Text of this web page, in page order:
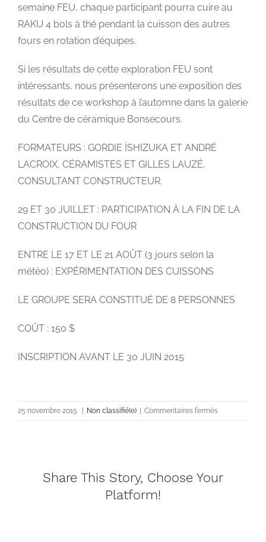
semaine FEU, chaque participant pourra cuire au
RAKU 4 bols à thé pendant la cuisson des autres
fours en rotation d’équipes.
Si les résultats de cette exploration FEU sont
intéressants, nous présenterons une exposition des
résultats de ce workshop à l’automne dans la galerie
du Centre de céramique Bonsecours.
FORMATEURS : GORDIE ÌSHIZUKA ET ANDRÉ
LACROIX, CÉRAMISTES ET GILLES LAUZÉ,
CONSULTANT CONSTRUCTEUR.
29 ET 30 JUILLET : PARTICIPATION À LA FIN DE LA
CONSTRUCTION DU FOUR
ENTRE LE 17 ET LE 21 AOÛT (3 jours selon la
météo) : EXPÉRIMENTATION DES CUISSONS
LE GROUPE SERA CONSTITUÉ DE 8 PERSONNES
COÛT : 150 $
INSCRIPTION AVANT LE 30 JUIN 2015
25 novembre 2015 | Non classifié(e) | Commentaires ferméssur
four
Share This Story, Choose Your
Platform!